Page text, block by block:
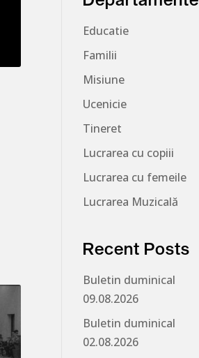
Educatie
Familii
Misiune
Ucenicie
Tineret
Lucrarea cu copiii
Lucrarea cu femeile
Lucrarea Muzicală
Recent Posts
Buletin duminical
09.08.2026
Buletin duminical
02.08.2026